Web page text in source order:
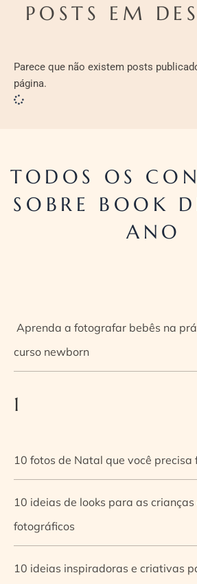
POSTS EM
Parece que não existem posts
página.
TODOS OS
SOBRE BOOK
ANO
Aprenda a fotografar bebês na
curso newborn
1
10 fotos de Natal que você precisa
10 ideias de looks para as crianças
fotográficos
10 ideias inspiradoras e criativas